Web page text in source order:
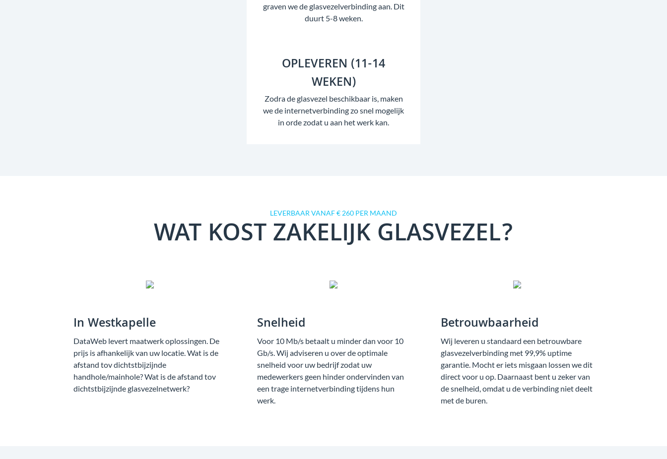
graven we de glasvezelverbinding aan. Dit
duurt 5-8 weken.
OPLEVEREN (11-14
WEKEN)
Zodra de glasvezel beschikbaar is, maken
we de internetverbinding zo snel mogelijk
in orde zodat u aan het werk kan.
LEVERBAAR VANAF € 260 PER MAAND
WAT KOST ZAKELIJK GLASVEZEL?
In Westkapelle
DataWeb levert maatwerk oplossingen. De
prijs is afhankelijk van uw locatie. Wat is de
afstand tov dichtstbijzijnde
handhole/mainhole? Wat is de afstand tov
dichtstbijzijnde glasvezelnetwerk?
Snelheid
Voor 10 Mb/s betaalt u minder dan voor 10
Gb/s. Wij adviseren u over de optimale
snelheid voor uw bedrijf zodat uw
medewerkers geen hinder ondervinden van
een trage internetverbinding tijdens hun
werk.
Betrouwbaarheid
Wij leveren u standaard een betrouwbare
glasvezelverbinding met 99,9% uptime
garantie. Mocht er iets misgaan lossen we dit
direct voor u op. Daarnaast bent u zeker van
de snelheid, omdat u de verbinding niet deelt
met de buren.